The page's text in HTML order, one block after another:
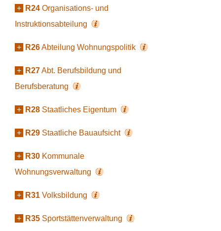
+ R24 Organisations- und
Instruktionsabteilung
+ R26Abteilung Wohnungspolitik
+ R27Abt. Berufsbildung und
Berufsberatung
+ R28 Staatliches Eigentum
+ R29 Staatliche Bauaufsicht
+ R30 Kommunale
Wohnungsverwaltung
+ R31 Volksbildung
+ R35 Sportstättenverwaltung